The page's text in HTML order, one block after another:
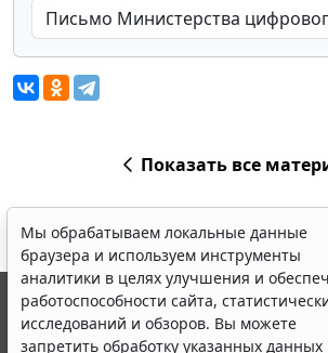
Показать все
Мы обрабатываем локальные данные
браузера и используем инструменты
аналитики в целях улучшения и
работоспособности сайта,
исследований и обзоров. Вы можете
запретить обработку указанных данных
© ООО "НПП "ГАРАНТ-СЕРВИС", 2026.
выпускается с 1990 года. Компания